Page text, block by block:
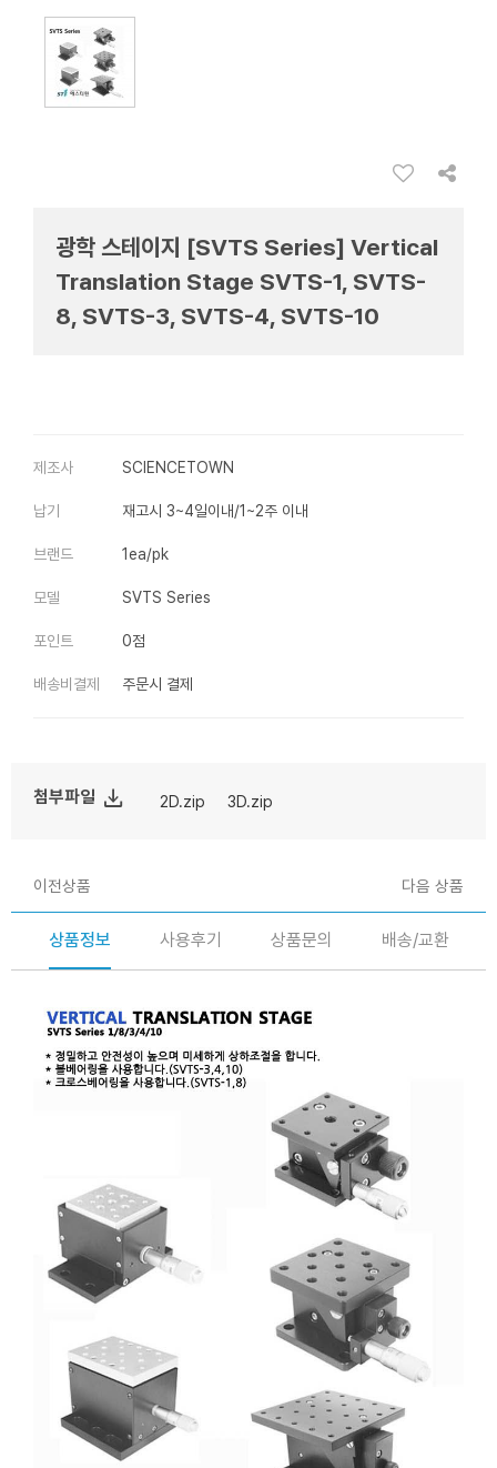
광학 스테이지 [SVTS Series] Vertical
Translation Stage SVTS-1, SVTS-
8, SVTS-3, SVTS-4, SVTS-10
제조사 SCIENCETOWN
납기 재고시 3~4일이내/1~2주 이내
브랜드 1ea/pk
모델 SVTS Series
포인트 0점
배송비결제 주문시 결제
첨부파일 file_download 2D.zip 3D.zip
이전상품 다음 상품
상품정보 사용후기 상품문의 배송/교환